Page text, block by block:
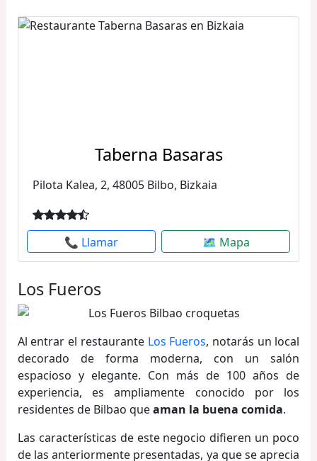
Taberna Basaras
Pilota Kalea, 2, 48005 Bilbo, Bizkaia
📞 Llamar 🗺 Mapa
Los Fueros
Al entrar el restaurante Los Fueros, notarás un local
decorado de forma moderna, con un salón
espacioso y elegante. Con más de 100 años de
experiencia, es ampliamente conocido por los
residentes de Bilbao queaman la buena comida.
Las características de este negocio difieren un poco
de las anteriormente presentadas, ya que se aprecia